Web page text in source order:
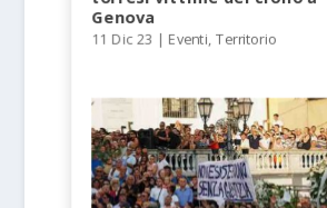
Genova
11 Dic 23 | Eventi,Territorio